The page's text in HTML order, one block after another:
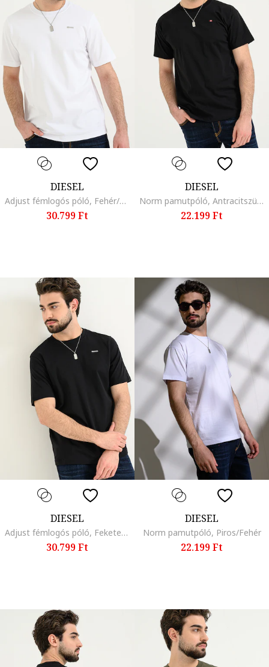
DIESEL
Adjust fémlogós póló, Fehér/Ezüstszín
30.799 Ft
DIESEL
Norm pamutpóló, Antracitszürke
22.199 Ft
DIESEL
Adjust fémlogós póló, Fekete/Ezüstszín
30.799 Ft
DIESEL
Norm pamutpóló, Piros/Fehér
22.199 Ft